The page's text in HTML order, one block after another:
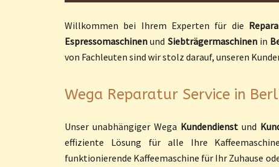
Willkommen bei Ihrem Experten für die
Espressomaschinen und Siebträgermaschinenin
von Fachleuten sind wir stolz darauf, unseren
Wega Reparatur Service in
Unser unabhängiger Wega Kundendienstund
effiziente Lösung für alle Ihre
funktionierende Kaffeemaschine für Ihr Zuhause